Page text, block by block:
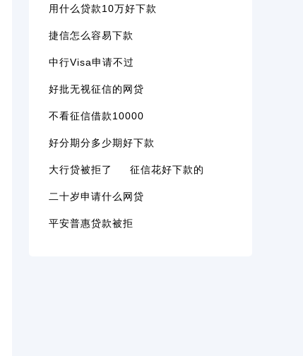
用什么贷款10万好下款
捷信怎么容易下款
中行visa申请不过
好批无视征信的网贷
不看征信借款10000
好分期分多少期好下款
大行贷被拒了 征信花好下款的
二十岁申请什么网贷
平安普惠贷款被拒